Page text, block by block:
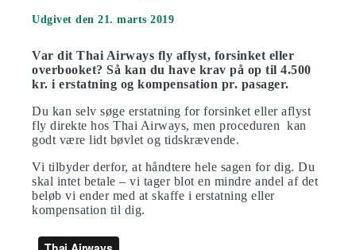
Udgivet den 21. marts 2019
Var dit Thai Airways fly aflyst, forsinket eller
overbooket? Så kan du have krav på op til 4.500
kr. i erstatning og kompensation pr. pasager.
Du kan selv søge erstatning for forsinket eller aflyst
fly direkte hos Thai Airways, men proceduren kan
godt være lidt bøvlet og tidskrævende.
Vi tilbyder derfor, at håndtere hele sagen for dig. Du
skal intet betale – vi tager blot en mindre andel af det
beløb vi ender med at skaffe i erstatning eller
kompensation til dig.